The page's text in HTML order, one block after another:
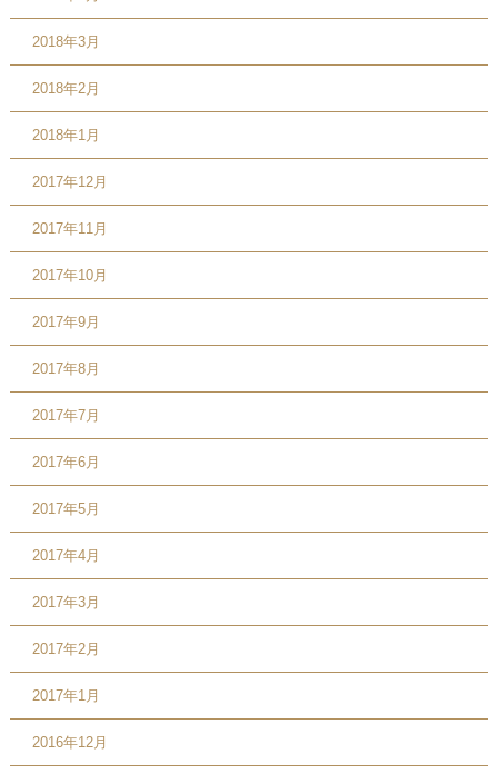
2018年3月
2018年2月
2018年1月
2017年12月
2017年11月
2017年10月
2017年9月
2017年8月
2017年7月
2017年6月
2017年5月
2017年4月
2017年3月
2017年2月
2017年1月
2016年12月